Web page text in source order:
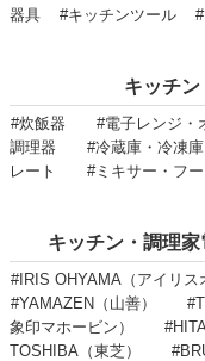
器具
#キッチンツール
キッチ
#炊飯器 #電子レンジ・
調理器
#冷蔵庫・冷凍庫
レート
#ミキサー・フ
キッチン・調理
#IRIS OHYAMA（アイリス
#YAMAZEN（山善）
象印マホービン）
TOSHIBA（東芝）